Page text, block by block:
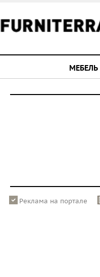
МЕБЕЛЬ
Реклама на портале